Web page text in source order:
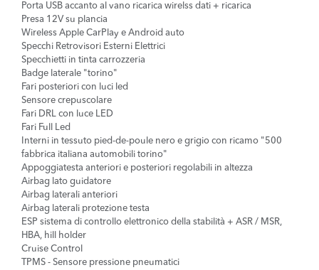
Porta USB accanto al vano ricarica wirelss dati + ricarica
Presa 12V su plancia
Wireless Apple CarPlay e Android auto
Specchi Retrovisori Esterni Elettrici
Specchietti in tinta carrozzeria
Badge laterale "torino"
Fari posteriori con luci led
Sensore crepuscolare
Fari DRL con luce LED
Fari Full Led
Interni in tessuto pied-de-poule nero e grigio con ricamo "500
fabbrica italiana automobili torino"
Appoggiatesta anteriori e posteriori regolabili in altezza
Airbag lato guidatore
Airbag laterali anteriori
Airbag laterali protezione testa
ESP sistema di controllo elettronico della stabilità + ASR / MSR,
HBA, hill holder
Cruise Control
TPMS - Sensore pressione pneumatici